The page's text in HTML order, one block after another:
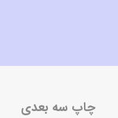
چاپ سه بعدی